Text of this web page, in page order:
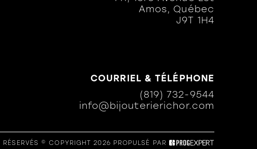
Amos, Québec
J9T 1H4
COURRIEL & TÉLÉPHONE
(819) 732-9544
info@bijouterierichor.com
RÉSERVÉS © COPYRIGHT 2026 PROPULSÉ PAR